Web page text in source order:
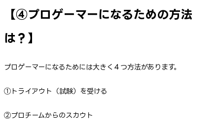
【④プロゲーマーになるための方法
は？】
プロゲーマーになるためには大きく４つ方法があります。
①トライアウト（試験）を受ける
②プロチームからのスカウト